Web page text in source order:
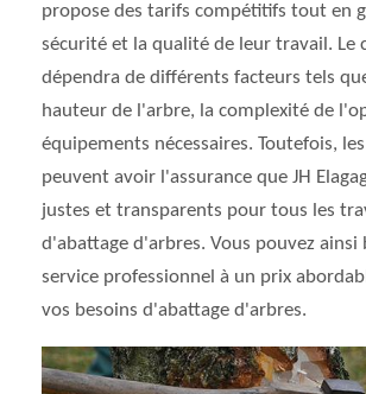
propose des tarifs compétitifs tout en
sécurité et la qualité de leur travail. Le
dépendra de différents facteurs tels
hauteur de l'arbre, la complexité de
équipements nécessaires. Toutefois,
peuvent avoir l'assurance que JH
justes et transparents pour tous les
d'abattage d'arbres. Vous pouvez ainsi
service professionnel à un prix
vos besoins d'abattage d'arbres.